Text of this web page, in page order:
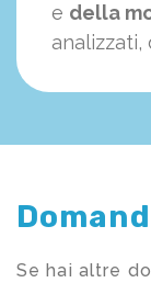
e della
analizzati,
Se hai altre